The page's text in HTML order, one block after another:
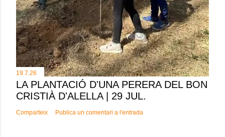
19.7.26
LA PLANTACIÓ D'UNA PERERA DEL BON
CRISTIÀ D'ALELLA | 29 JUL.
Comparteix Publica un comentari a l'entrada